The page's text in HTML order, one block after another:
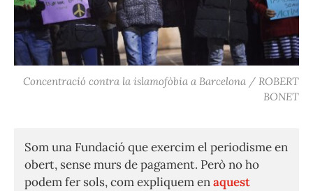
Concentració contra la islamofòbia a Barcelona / ROBERT
BONET
Som una Fundació que exercim el periodisme en
obert, sense murs de pagament. Però no ho
podem fer sols, com expliquem enaquest